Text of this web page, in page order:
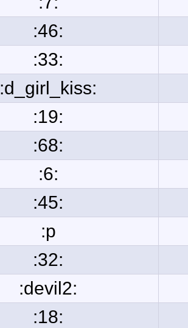
:46:
:33:
:d_girl_kiss:
:19:
:68:
:6:
:45:
:p
:32:
:devil2:
:18: